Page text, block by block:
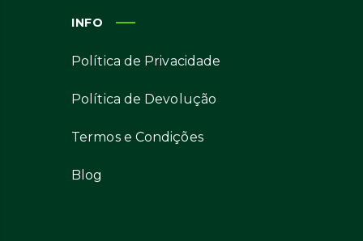
INFO
Política de Privacidade
Política de Devolução
Termos e Condições
Blog